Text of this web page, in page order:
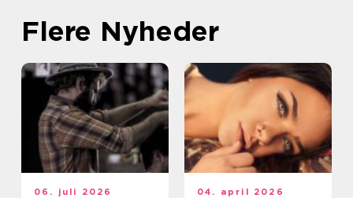
Flere Nyheder
06. juli 2026 04. april 2026